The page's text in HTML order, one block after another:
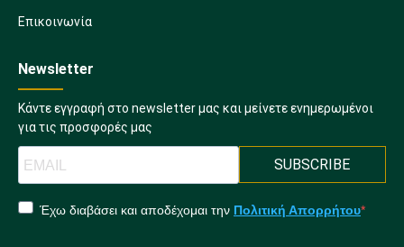
Επικοινωνία
Newsletter
Κάντε εγγραφή στο newsletter μας και μείνετε ενημερωμένοι
για τις προσφορές μας
SUBSCRIBE
Έχω διαβάσει και αποδέχομαι την Πολιτική Απορρήτου